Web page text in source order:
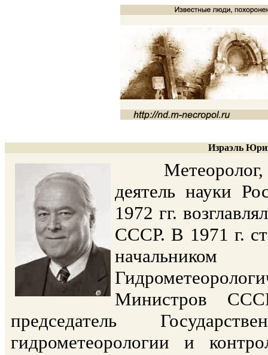
Израэль
Метеоролог,
деятель науки
1972 гг.
СССР. В 1971 г.
Министров
председатель
гидрометеорологии и